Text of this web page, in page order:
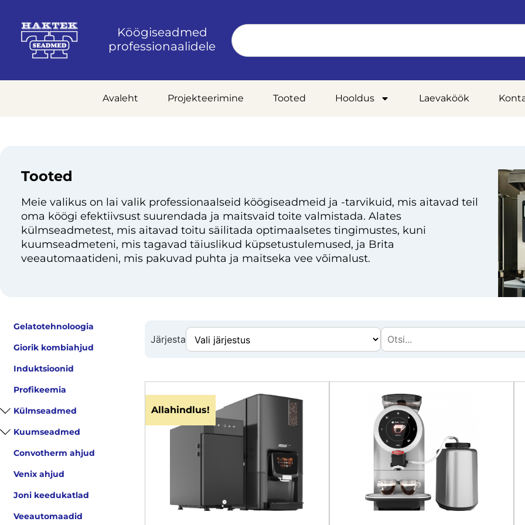
Köögiseadmed
professionaalidele
Avaleht Projekteerimine Tooted Hooldus Laevaköök
Tooted
Meie valikus on lai valik professionaalseid köögiseadmeid ja -tarvikuid, mis aitavad teil
oma köögi efektiivsust suurendada ja maitsvaid toite valmistada. Alates
külmseadmetest, mis aitavad toitu säilitada optimaalsetes tingimustes, kuni
kuumseadmeteni, mis tagavad täiuslikud küpsetustulemused, ja Brita
veeautomaatideni, mis pakuvad puhta ja maitseka vee võimalust.
Gelatotehnoloogia
Giorik kombiahjud
Induktsioonid
Profikeemia
Külmseadmed
Kuumseadmed
Convotherm ahjud
Venix ahjud
Joni keedukatlad
Veeautomaadid
Järjesta
Allahindlus!